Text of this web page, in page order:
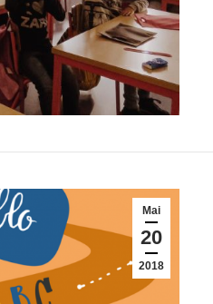
Mai
20
2018